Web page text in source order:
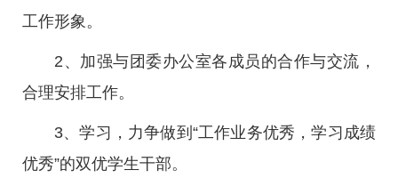
工作形象。
2、加强与团委办公室各成员的合作与交流，
合理安排工作。
3、学习，力争做到“工作业务优秀，学习成绩
优秀”的双优学生干部。